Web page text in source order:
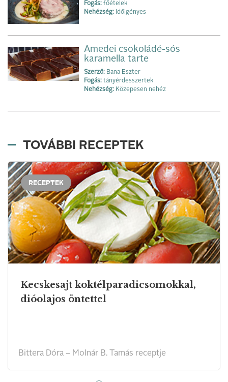
Fogás: főételek
Nehézség: Időigényes
Amedei csokoládé-sós
karamella tarte
Szerző: Bana Eszter
Fogás: tányérdesszertek
Nehézség: Közepesen nehéz
TOVÁBBI RECEPTEK
RECEPTEK
Kecskesajt koktélparadicsomokkal,
dióolajos öntettel
Bittera Dóra – Molnár B. Tamás receptje